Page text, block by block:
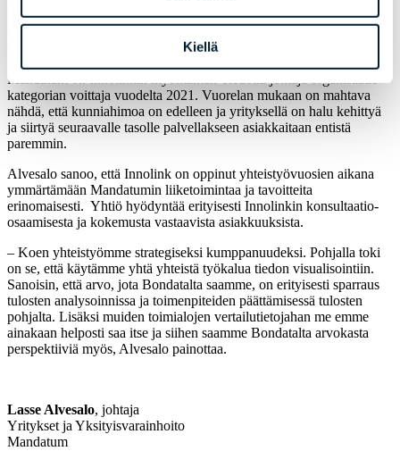
Kiellä
perusta on kunnossa ja organisaatiossa on jo tiedolla johtaminen
Mandatum on Innolinkin myöntämän Tiedolla johtaja organisaatio -
kategorian voittaja vuodelta 2021. Vuorelan mukaan on mahtava
nähdä, että kunniahimoa on edelleen ja yrityksellä on halu kehittyä
ja siirtyä seuraavalle tasolle palvellakseen asiakkaitaan entistä
paremmin.
Alvesalo sanoo, että Innolink on oppinut yhteistyövuosien aikana
ymmärtämään Mandatumin liiketoimintaa ja tavoitteita
erinomaisesti. Yhtiö hyödyntää erityisesti Innolinkin konsultaatio-
osaamisesta ja kokemusta vastaavista asiakkuuksista.
– Koen yhteistyömme strategiseksi kumppanuudeksi. Pohjalla toki
on se, että käytämme yhtä yhteistä työkalua tiedon visualisointiin.
Sanoisin, että arvo, jota Bondatalta saamme, on erityisesti sparraus
tulosten analysoinnissa ja toimenpiteiden päättämisessä tulosten
pohjalta. Lisäksi muiden toimialojen vertailutietojahan me emme
ainakaan helposti saa itse ja siihen saamme Bondatalta arvokasta
perspektiiviä myös, Alvesalo painottaa.
Lasse Alvesalo, johtaja
Yritykset ja Yksityisvarainhoito
Mandatum